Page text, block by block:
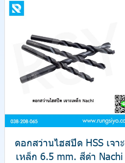
ดอกสว่านไฮสปีด HSS เจาะ
เหล็ก 6.5 mm. สีดำ Nachi